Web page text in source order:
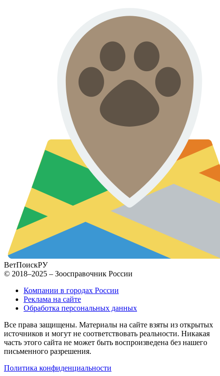
ВетПоискРУ
© 2018–2025 – Зоосправочник России
Компании в городах России
Реклама на сайте
Обработка персональных данных
Все права защищены. Материалы на сайте взяты из открытых
источников и могут не соответствовать реальности. Никакая
часть этого сайта не может быть воспроизведена без нашего
письменного разрешения.
Политика конфиденциальности